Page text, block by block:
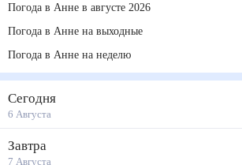
Погода в Анне в августе 2026
Погода в Анне на выходные
Погода в Анне на неделю
Сегодня
6 Августа
Завтра
7 Августа